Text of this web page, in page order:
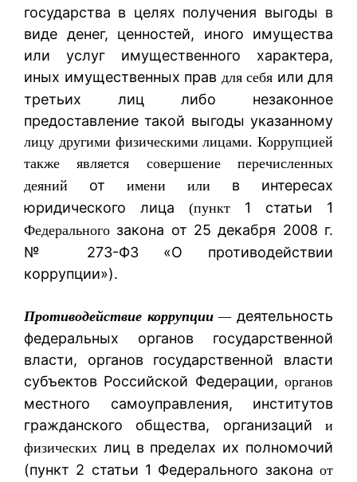
государства в целях получения выгоды в
виде денег, ценностей, иного имущества
или услуг имущественного характера,
иных имущественных прав для себя или для
третьих лиц либо незаконное
предоставление такой выгоды указанному
лицу другими физическими лицами. Коррупцией
также является совершение перечисленных
деяний от имени или в интересах
юридического лица (пункт 1 статьи 1
Федерального закона от 25 декабря 2008 г.
№ 273-ФЗ «О противодействии
коррупции»).
Противодействие коррупции— деятельность
федеральных органов государственной
власти, органов государственной власти
субъектов Российской Федерации, органов
местного самоуправления, институтов
гражданского общества, организаций и
физических лиц в пределах их полномочий
(пункт 2 статьи 1 Федерального закона от